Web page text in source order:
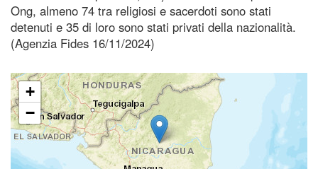
Ong, almeno 74 tra religiosi e sacerdoti sono stati
detenuti e 35 di loro sono stati privati ​​della nazionalità.
(Agenzia Fides 16/11/2024)
+
−